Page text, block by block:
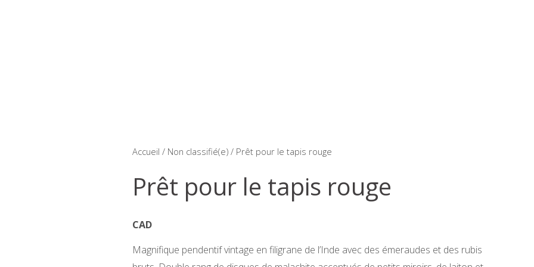
Accueil / Non classifié(e) / Prêt pour le tapis rouge
Prêt pour le tapis rouge
CAD
Magnifique pendentif vintage en filigrane de l’Inde avec des émeraudes et des rubis